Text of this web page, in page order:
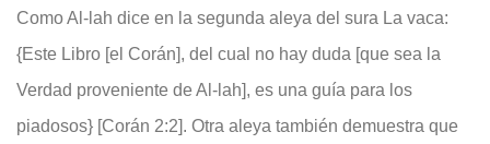
Como Al-lah dice en la segunda aleya del sura La vaca:
{Este Libro [el Corán], del cual no hay duda [que sea la
Verdad proveniente de Al-lah], es una guía para los
piadosos} [Corán 2:2]. Otra aleya también demuestra que